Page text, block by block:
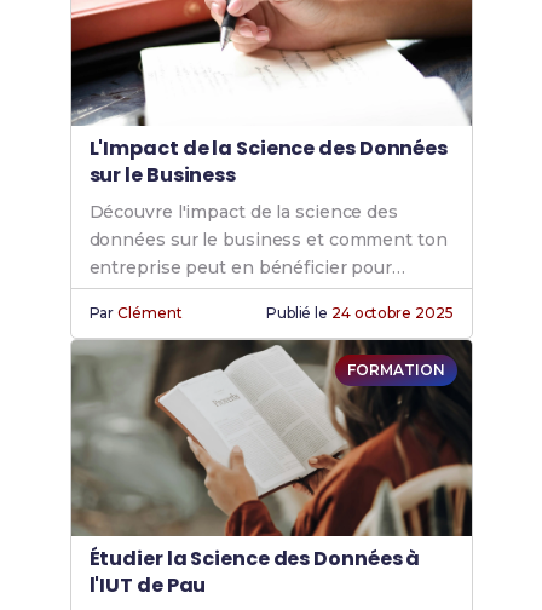
L'Impact de la Science des Données
sur le Business
Découvre l'impact de la science des
données sur le business et comment ton
entreprise peut en bénéficier pour
optimiser ses performances.
ParClément Publié le 24 octobre 2025
FORMATION
Étudier la Science des Données à
l'IUT de Pau